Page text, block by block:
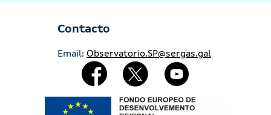
Contacto
Email: Observatorio.SP@sergas.gal
Redes Sociales